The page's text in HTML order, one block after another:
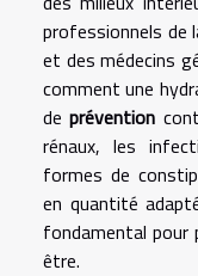
professionnels de
et des médecins
comment une
deprévention
rénaux, les
formes de
en quantité
fondamental
être.